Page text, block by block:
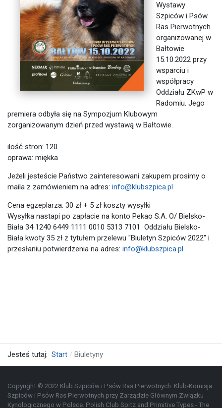
Wystawy
Szpiców i Psów
Ras Pierwotnych
organizowanej w
Bałtowie
15.10.2022 przy
wsparciu i
współpracy
Oddziału ZKwP w
Radomiu. Jego
premiera odbyła się na Sympozjum Klubowym
zorganizowanym dzień przed wystawą w Bałtowie.
ilość stron: 120
oprawa: miękka
Jeżeli jesteście Państwo zainteresowani zakupem prosimy o
maila z zamówieniem na adres: info@klubszpica.pl
Cena egzeplarza: 30 zł + 5 zł koszty wysyłki
Wysyłka nastapi po zapłacie na konto Pekao S.A. O/ Bielsko-
Biała 34 1240 6449 1111 0010 5313 7101 Oddziału Bielsko-
Biała kwoty 35 zł z tytułem przelewu "Biuletyn Szpiców 2022" i
przesłaniu potwierdzenia na adres: info@klubszpica.pl
Jesteś tutaj: Start Biuletyny
Copyright © 2022 Klub Szpiców i Psów Ras Pierwotnych. Klub-Komisja
Szpiców i Psów Ras Pierwotnych przy Zarządzie Głównym Związku
Kynologicznego w Polsce. Polish Club Spitz and Primitive Types - The